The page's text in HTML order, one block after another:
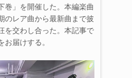
巻」を開催した。本編楽曲
のレア曲から最新曲まで披
を交わし合った。本記事で
届けする。